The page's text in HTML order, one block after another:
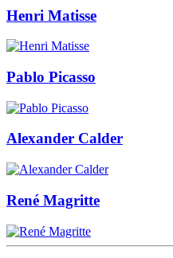
Henri Matisse
Pablo Picasso
Alexander Calder
René Magritte